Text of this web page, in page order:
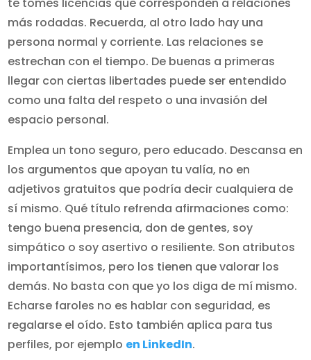
te tomes licencias que corresponden a relaciones
más rodadas. Recuerda, al otro lado hay una
persona normal y corriente. Las relaciones se
estrechan con el tiempo. De buenas a primeras
llegar con ciertas libertades puede ser entendido
como una falta del respeto o una invasión del
espacio personal.
Emplea un tono seguro, pero educado. Descansa en
los argumentos que apoyan tu valía, no en
adjetivos gratuitos que podría decir cualquiera de
sí mismo. Qué título refrenda afirmaciones como:
tengo buena presencia, don de gentes, soy
simpático o soy asertivo o resiliente. Son atributos
importantísimos, pero los tienen que valorar los
demás. No basta con que yo los diga de mí mismo.
Echarse faroles no es hablar con seguridad, es
regalarse el oído. Esto también aplica para tus
perfiles, por ejemplo en LinkedIn.